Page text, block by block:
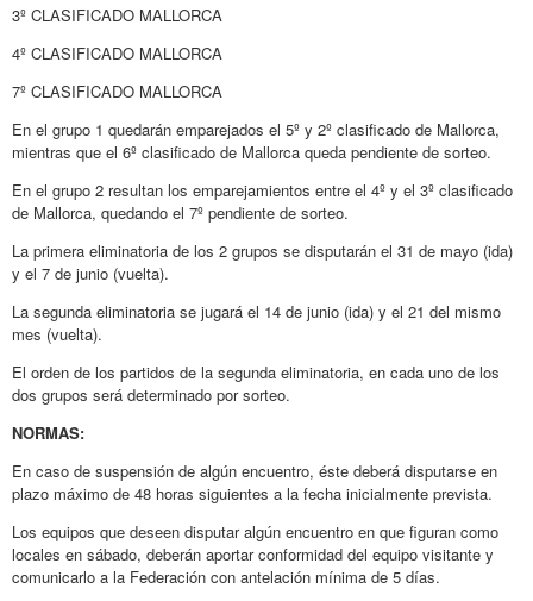
3º CLASIFICADO MALLORCA
4º CLASIFICADO MALLORCA
7º CLASIFICADO MALLORCA
En el grupo 1 quedarán emparejados el 5º y 2º clasificado de Mallorca,
mientras que el 6º clasificado de Mallorca queda pendiente de sorteo.
En el grupo 2 resultan los emparejamientos entre el 4º y el 3º clasificado
de Mallorca, quedando el 7º pendiente de sorteo.
La primera eliminatoria de los 2 grupos se disputarán el 31 de mayo (ida)
y el 7 de junio (vuelta).
La segunda eliminatoria se jugará el 14 de junio (ida) y el 21 del mismo
mes (vuelta).
El orden de los partidos de la segunda eliminatoria, en cada uno de los
dos grupos será determinado por sorteo.
NORMAS:
En caso de suspensión de algún encuentro, éste deberá disputarse en
plazo máximo de 48 horas siguientes a la fecha inicialmente prevista.
Los equipos que deseen disputar algún encuentro en que figuran como
locales en sábado, deberán aportar conformidad del equipo visitante y
comunicarlo a la Federación con antelación mínima de 5 días.